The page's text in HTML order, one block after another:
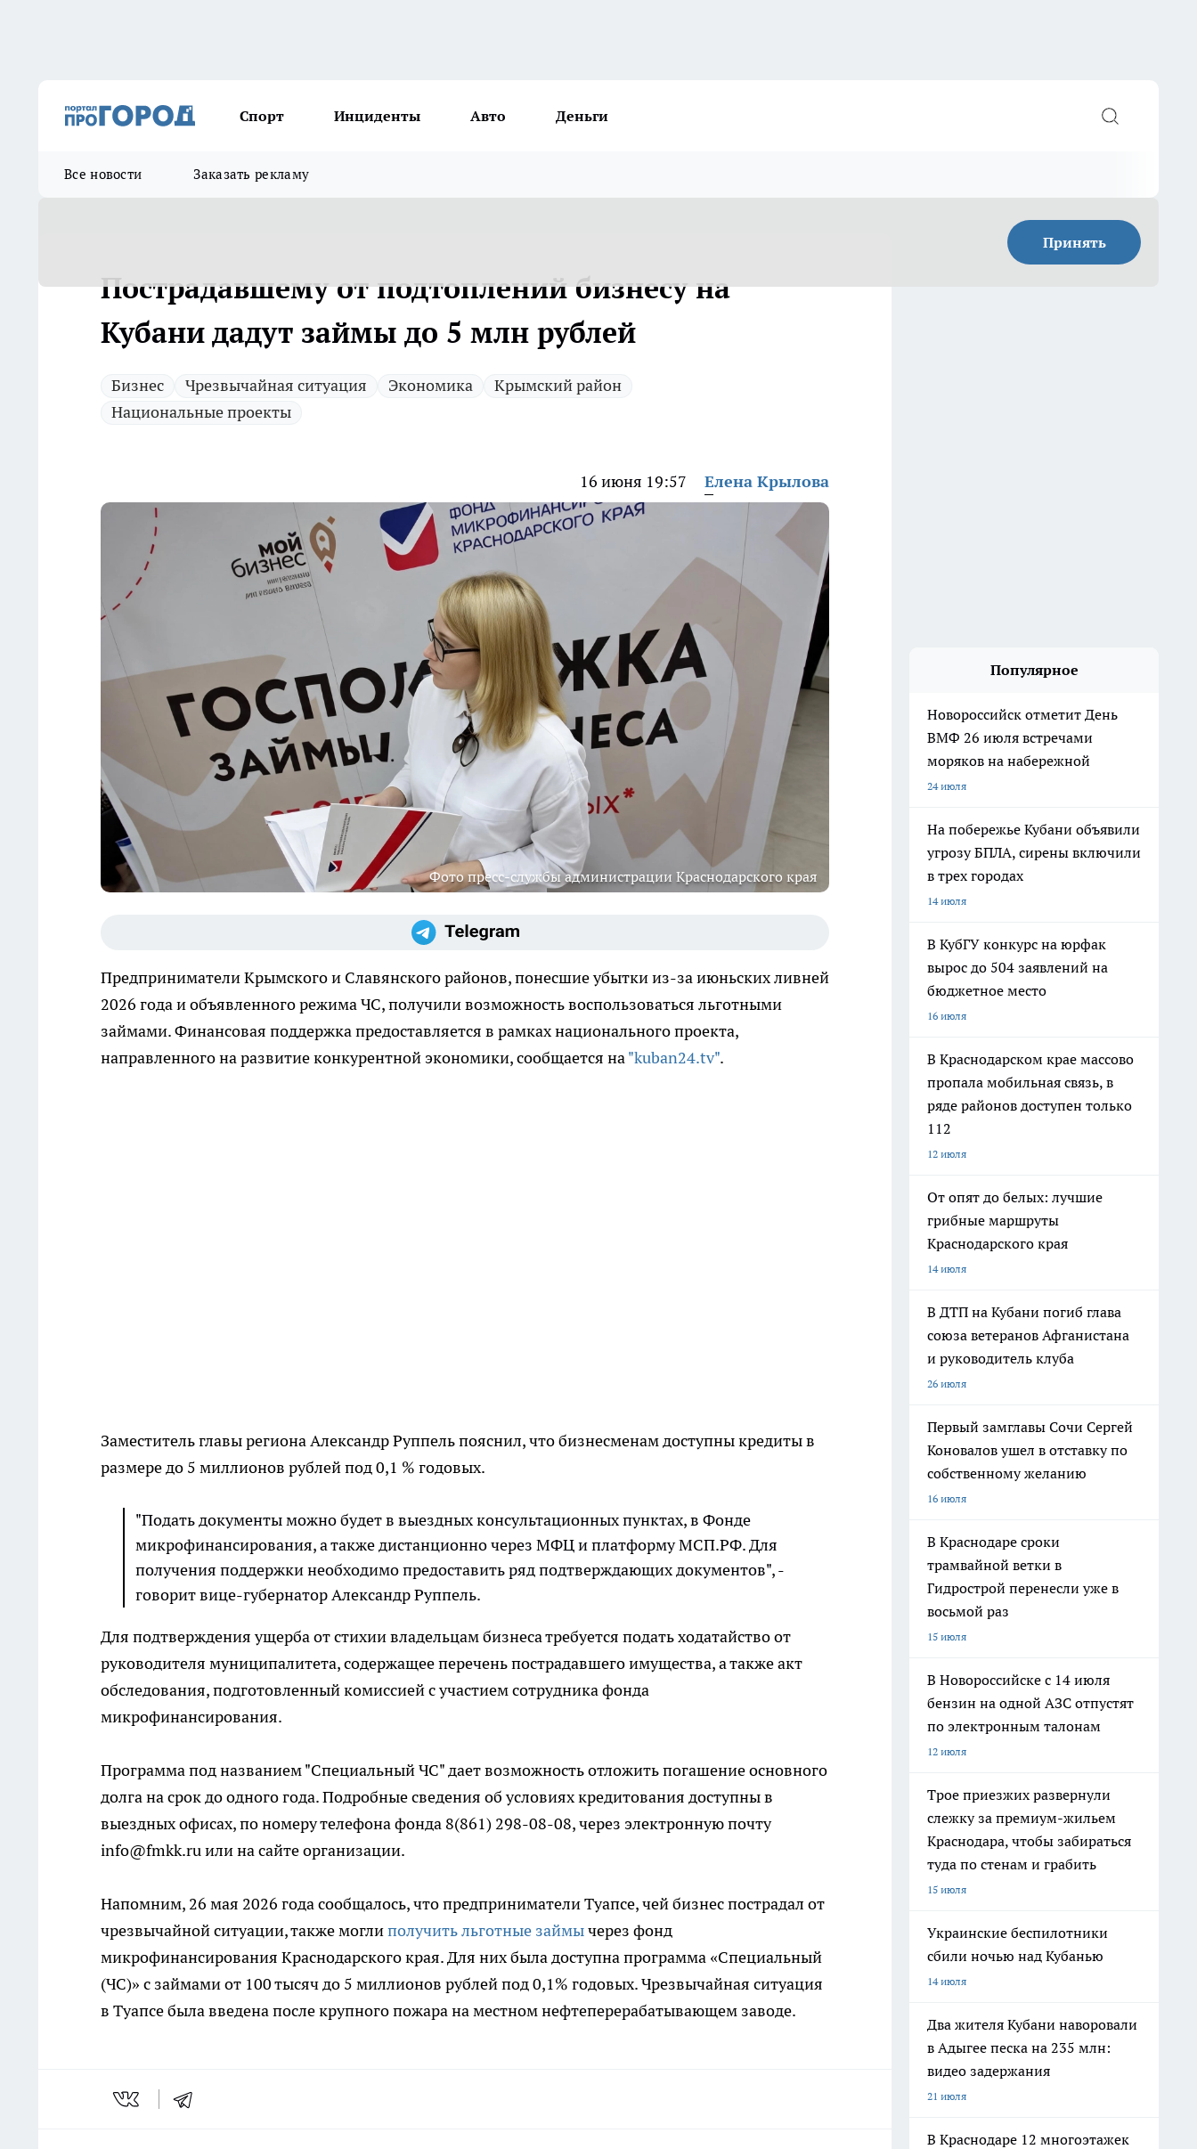
Спорт Инциденты Авто Деньги
Все новости Заказать рекламу
Принять
Пострадавшему от подтоплений бизнесу на
Кубани дадут займы до 5 млн рублей
Бизнес Чрезвычайная ситуация Экономика
Крымский район
Национальные проекты
16 июня 19:57 Елена Крылова
Фото пресс-службы администрации Краснодарского края
Предприниматели Крымского и Славянского районов, понесшие убытки из-за июньских ливней
2026 года и объявленного режима ЧС, получили возможность воспользоваться льготными
займами. Финансовая поддержка предоставляется в рамках национального проекта,
направленного на развитие конкурентной экономики, сообщается на"kuban24.tv".
Заместитель главы региона Александр Руппель пояснил, что бизнесменам доступны кредиты в
размере до 5 миллионов рублей под 0,1 % годовых.
"Подать документы можно будет в выездных консультационных пунктах, в Фонде
микрофинансирования, а также дистанционно через МФЦ и платформу МСП.РФ. Для
получения поддержки необходимо предоставить ряд подтверждающих документов", -
говорит вице-губернатор Александр Руппель.
Для подтверждения ущерба от стихии владельцам бизнеса требуется подать ходатайство от
руководителя муниципалитета, содержащее перечень пострадавшего имущества, а также акт
обследования, подготовленный комиссией с участием сотрудника фонда
микрофинансирования.
Программа под названием "Специальный ЧС" дает возможность отложить погашение основного
долга на срок до одного года. Подробные сведения об условиях кредитования доступны в
выездных офисах, по номеру телефона фонда 8(861) 298-08-08, через электронную почту
info@fmkk.ru или на сайте организации.
Напомним, 26 мая 2026 года сообщалось, что предприниматели Туапсе, чей бизнес пострадал от
чрезвычайной ситуации, также моглиполучить льготные займычерез фонд
микрофинансирования Краснодарского края. Для них была доступна программа «Специальный
(ЧС)» с займами от 100 тысяч до 5 миллионов рублей под 0,1% годовых. Чрезвычайная ситуация
в Туапсе была введена после крупного пожара на местном нефтеперерабатывающем заводе.
Популярное
Новороссийск отметит День
ВМФ 26 июля встречами
моряков на набережной
24 июля
На побережье Кубани объявили
угрозу БПЛА, сирены включили
в трех городах
14 июля
В КубГУ конкурс на юрфак
вырос до 504 заявлений на
бюджетное место
16 июля
В Краснодарском крае массово
пропала мобильная связь, в
ряде районов доступен только
112
12 июля
От опят до белых: лучшие
грибные маршруты
Краснодарского края
14 июля
В ДТП на Кубани погиб глава
союза ветеранов Афганистана
и руководитель клуба
26 июля
Первый замглавы Сочи Сергей
Коновалов ушел в отставку по
собственному желанию
16 июля
В Краснодаре сроки
трамвайной ветки в
Гидрострой перенесли уже в
восьмой раз
15 июля
В Новороссийске с 14 июля
бензин на одной АЗС отпустят
по электронным талонам
12 июля
Трое приезжих развернули
слежку за премиум-жильем
Краснодара, чтобы забираться
туда по стенам и грабить
15 июля
Украинские беспилотники
сбили ночью над Кубанью
14 июля
Два жителя Кубани наворовали
в Адыгее песка на 235 млн:
видео задержания
21 июля
В Краснодаре 12 многоэтажек